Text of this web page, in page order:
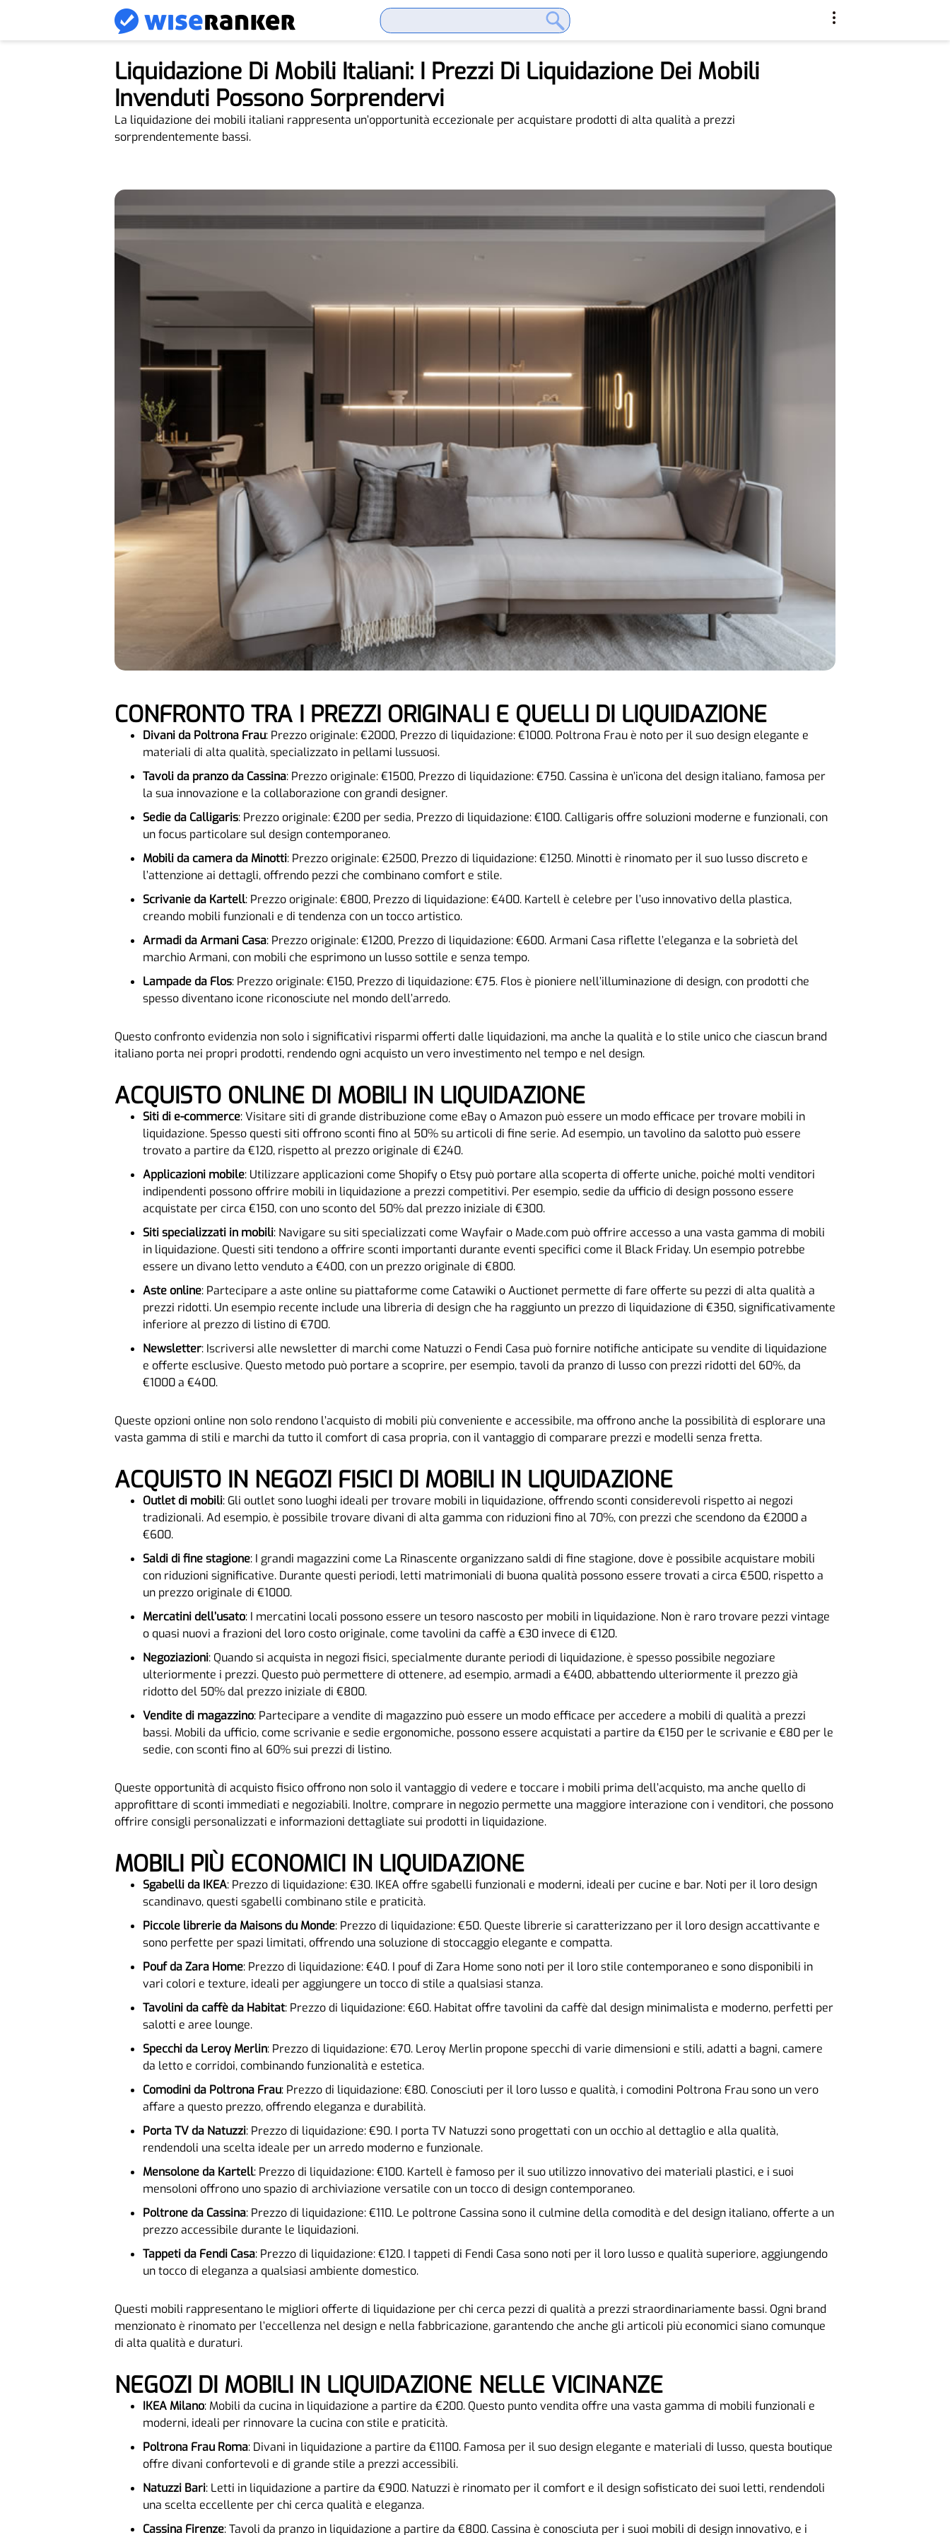
Liquidazione Di Mobili Italiani: I Prezzi Di Liquidazione Dei Mobili
Invenduti Possono Sorprendervi
La liquidazione dei mobili italiani rappresenta un’opportunità eccezionale per acquistare prodotti di alta qualità a prezzi
sorprendentemente bassi.
CONFRONTO TRA I PREZZI ORIGINALI E QUELLI DI LIQUIDAZIONE
Divani da Poltrona Frau: Prezzo originale: €2000, Prezzo di liquidazione: €1000. Poltrona Frau è noto per il suo design elegante e
materiali di alta qualità, specializzato in pellami lussuosi.
Tavoli da pranzo da Cassina: Prezzo originale: €1500, Prezzo di liquidazione: €750. Cassina è un’icona del design italiano, famosa per
la sua innovazione e la collaborazione con grandi designer.
Sedie da Calligaris: Prezzo originale: €200 per sedia, Prezzo di liquidazione: €100. Calligaris offre soluzioni moderne e funzionali, con
un focus particolare sul design contemporaneo.
Mobili da camera da Minotti: Prezzo originale: €2500, Prezzo di liquidazione: €1250. Minotti è rinomato per il suo lusso discreto e
l’attenzione ai dettagli, offrendo pezzi che combinano comfort e stile.
Scrivanie da Kartell: Prezzo originale: €800, Prezzo di liquidazione: €400. Kartell è celebre per l’uso innovativo della plastica,
creando mobili funzionali e di tendenza con un tocco artistico.
Armadi da Armani Casa: Prezzo originale: €1200, Prezzo di liquidazione: €600. Armani Casa riflette l’eleganza e la sobrietà del
marchio Armani, con mobili che esprimono un lusso sottile e senza tempo.
Lampade da Flos: Prezzo originale: €150, Prezzo di liquidazione: €75. Flos è pioniere nell’illuminazione di design, con prodotti che
spesso diventano icone riconosciute nel mondo dell’arredo.
Questo confronto evidenzia non solo i significativi risparmi offerti dalle liquidazioni, ma anche la qualità e lo stile unico che ciascun brand
italiano porta nei propri prodotti, rendendo ogni acquisto un vero investimento nel tempo e nel design.
ACQUISTO ONLINE DI MOBILI IN LIQUIDAZIONE
Siti di e-commerce: Visitare siti di grande distribuzione come eBay o Amazon può essere un modo efficace per trovare mobili in
liquidazione. Spesso questi siti offrono sconti fino al 50% su articoli di fine serie. Ad esempio, un tavolino da salotto può essere
trovato a partire da €120, rispetto al prezzo originale di €240.
Applicazioni mobile: Utilizzare applicazioni come Shopify o Etsy può portare alla scoperta di offerte uniche, poiché molti venditori
indipendenti possono offrire mobili in liquidazione a prezzi competitivi. Per esempio, sedie da ufficio di design possono essere
acquistate per circa €150, con uno sconto del 50% dal prezzo iniziale di €300.
Siti specializzati in mobili: Navigare su siti specializzati come Wayfair o Made.com può offrire accesso a una vasta gamma di mobili
in liquidazione. Questi siti tendono a offrire sconti importanti durante eventi specifici come il Black Friday. Un esempio potrebbe
essere un divano letto venduto a €400, con un prezzo originale di €800.
Aste online: Partecipare a aste online su piattaforme come Catawiki o Auctionet permette di fare offerte su pezzi di alta qualità a
prezzi ridotti. Un esempio recente include una libreria di design che ha raggiunto un prezzo di liquidazione di €350, significativamente
inferiore al prezzo di listino di €700.
Newsletter: Iscriversi alle newsletter di marchi come Natuzzi o Fendi Casa può fornire notifiche anticipate su vendite di liquidazione
e offerte esclusive. Questo metodo può portare a scoprire, per esempio, tavoli da pranzo di lusso con prezzi ridotti del 60%, da
€1000 a €400.
Queste opzioni online non solo rendono l’acquisto di mobili più conveniente e accessibile, ma offrono anche la possibilità di esplorare una
vasta gamma di stili e marchi da tutto il comfort di casa propria, con il vantaggio di comparare prezzi e modelli senza fretta.
ACQUISTO IN NEGOZI FISICI DI MOBILI IN LIQUIDAZIONE
Outlet di mobili: Gli outlet sono luoghi ideali per trovare mobili in liquidazione, offrendo sconti considerevoli rispetto ai negozi
tradizionali. Ad esempio, è possibile trovare divani di alta gamma con riduzioni fino al 70%, con prezzi che scendono da €2000 a
€600.
Saldi di fine stagione: I grandi magazzini come La Rinascente organizzano saldi di fine stagione, dove è possibile acquistare mobili
con riduzioni significative. Durante questi periodi, letti matrimoniali di buona qualità possono essere trovati a circa €500, rispetto a
un prezzo originale di €1000.
Mercatini dell’usato: I mercatini locali possono essere un tesoro nascosto per mobili in liquidazione. Non è raro trovare pezzi vintage
o quasi nuovi a frazioni del loro costo originale, come tavolini da caffè a €30 invece di €120.
Negoziazioni: Quando si acquista in negozi fisici, specialmente durante periodi di liquidazione, è spesso possibile negoziare
ulteriormente i prezzi. Questo può permettere di ottenere, ad esempio, armadi a €400, abbattendo ulteriormente il prezzo già
ridotto del 50% dal prezzo iniziale di €800.
Vendite di magazzino: Partecipare a vendite di magazzino può essere un modo efficace per accedere a mobili di qualità a prezzi
bassi. Mobili da ufficio, come scrivanie e sedie ergonomiche, possono essere acquistati a partire da €150 per le scrivanie e €80 per le
sedie, con sconti fino al 60% sui prezzi di listino.
Queste opportunità di acquisto fisico offrono non solo il vantaggio di vedere e toccare i mobili prima dell’acquisto, ma anche quello di
approfittare di sconti immediati e negoziabili. Inoltre, comprare in negozio permette una maggiore interazione con i venditori, che possono
offrire consigli personalizzati e informazioni dettagliate sui prodotti in liquidazione.
MOBILI PIÙ ECONOMICI IN LIQUIDAZIONE
Sgabelli da IKEA: Prezzo di liquidazione: €30. IKEA offre sgabelli funzionali e moderni, ideali per cucine e bar. Noti per il loro design
scandinavo, questi sgabelli combinano stile e praticità.
Piccole librerie da Maisons du Monde: Prezzo di liquidazione: €50. Queste librerie si caratterizzano per il loro design accattivante e
sono perfette per spazi limitati, offrendo una soluzione di stoccaggio elegante e compatta.
Pouf da Zara Home: Prezzo di liquidazione: €40. I pouf di Zara Home sono noti per il loro stile contemporaneo e sono disponibili in
vari colori e texture, ideali per aggiungere un tocco di stile a qualsiasi stanza.
Tavolini da caffè da Habitat: Prezzo di liquidazione: €60. Habitat offre tavolini da caffè dal design minimalista e moderno, perfetti per
salotti e aree lounge.
Specchi da Leroy Merlin: Prezzo di liquidazione: €70. Leroy Merlin propone specchi di varie dimensioni e stili, adatti a bagni, camere
da letto e corridoi, combinando funzionalità e estetica.
Comodini da Poltrona Frau: Prezzo di liquidazione: €80. Conosciuti per il loro lusso e qualità, i comodini Poltrona Frau sono un vero
affare a questo prezzo, offrendo eleganza e durabilità.
Porta TV da Natuzzi: Prezzo di liquidazione: €90. I porta TV Natuzzi sono progettati con un occhio al dettaglio e alla qualità,
rendendoli una scelta ideale per un arredo moderno e funzionale.
Mensolone da Kartell: Prezzo di liquidazione: €100. Kartell è famoso per il suo utilizzo innovativo dei materiali plastici, e i suoi
mensoloni offrono uno spazio di archiviazione versatile con un tocco di design contemporaneo.
Poltrone da Cassina: Prezzo di liquidazione: €110. Le poltrone Cassina sono il culmine della comodità e del design italiano, offerte a un
prezzo accessibile durante le liquidazioni.
Tappeti da Fendi Casa: Prezzo di liquidazione: €120. I tappeti di Fendi Casa sono noti per il loro lusso e qualità superiore, aggiungendo
un tocco di eleganza a qualsiasi ambiente domestico.
Questi mobili rappresentano le migliori offerte di liquidazione per chi cerca pezzi di qualità a prezzi straordinariamente bassi. Ogni brand
menzionato è rinomato per l’eccellenza nel design e nella fabbricazione, garantendo che anche gli articoli più economici siano comunque
di alta qualità e duraturi.
NEGOZI DI MOBILI IN LIQUIDAZIONE NELLE VICINANZE
IKEA Milano: Mobili da cucina in liquidazione a partire da €200. Questo punto vendita offre una vasta gamma di mobili funzionali e
moderni, ideali per rinnovare la cucina con stile e praticità.
Poltrona Frau Roma: Divani in liquidazione a partire da €1100. Famosa per il suo design elegante e materiali di lusso, questa boutique
offre divani confortevoli e di grande stile a prezzi accessibili.
Natuzzi Bari: Letti in liquidazione a partire da €900. Natuzzi è rinomato per il comfort e il design sofisticato dei suoi letti, rendendoli
una scelta eccellente per chi cerca qualità e eleganza.
Cassina Firenze: Tavoli da pranzo in liquidazione a partire da €800. Cassina è conosciuta per i suoi mobili di design innovativo, e i